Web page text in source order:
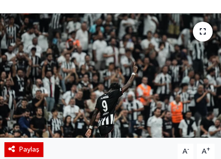
Paylaş A- A+
Şirket Haberleri
Borsa Gundem
BIST 100 Isı Haritası
Coin Isı Haritası
Ekonomik Takvim
Kiripto Para Piyasası